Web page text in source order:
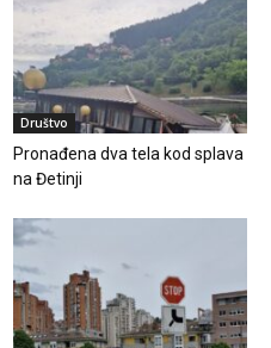
Društvo
Pronađena dva tela kod splava
na Đetinji